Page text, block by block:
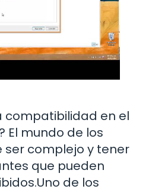
compatibilidad en el
El mundo de los
complejo y tener
que pueden
de los